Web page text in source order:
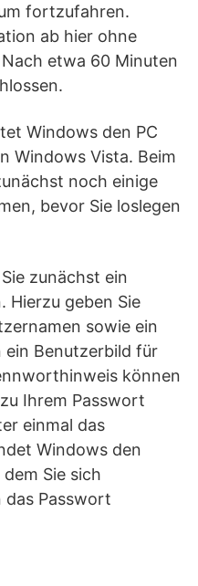
fortzufahren.
ab hier ohne
etwa 60 Minuten
Windows den PC
Windows Vista. Beim
noch einige
bevor Sie loslegen
zunächst ein
Hierzu geben Sie
sowie ein
Benutzerbild für
können
Ihrem Passwort
einmal das
Windows den
Sie sich
das Passwort